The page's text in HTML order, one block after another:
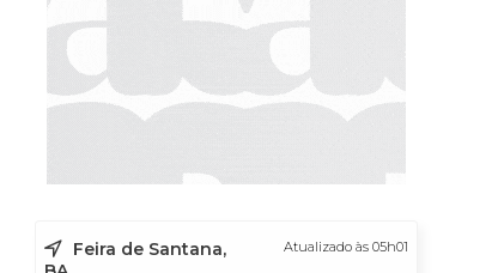
Feira de Santana,
Atualizado às 05h01